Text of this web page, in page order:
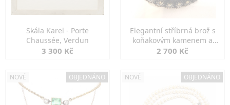
Skála Karel - Porte
Chaussée, Verdun
3 300 Kč
Elegantní stříbrná brož s
koňakovým kamenem a
markazity
2 700 Kč
NOVÉ OBJEDNÁNO NOVÉ OBJEDNÁNO